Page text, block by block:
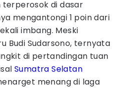
terperosok di dasar
mengantongi 1 poin dari
imbang. Meski
Budi Sudarsono, ternyata
di pertandingan tuan
Sumatra Selatan
menang di laga